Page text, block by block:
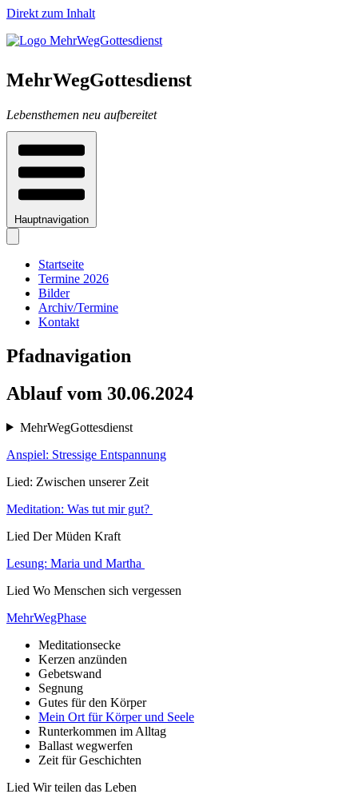
Direkt zum Inhalt
MehrWegGottesdienst
Lebensthemen neu aufbereitet
Hauptnavigation
Startseite
Termine 2026
Bilder
Archiv/Termine
Kontakt
Pfadnavigation
Ablauf vom 30.06.2024
MehrWegGottesdienst
Anspiel: Stressige Entspannung
Lied: Zwischen unserer Zeit
Meditation: Was tut mir gut?
Lied Der Müden Kraft
Lesung: Maria und Martha
Lied Wo Menschen sich vergessen
MehrWegPhase
Meditationsecke
Kerzen anzünden
Gebetswand
Segnung
Gutes für den Körper
Mein Ort für Körper und Seele
Runterkommen im Alltag
Ballast wegwerfen
Zeit für Geschichten
Lied Wir teilen das Leben